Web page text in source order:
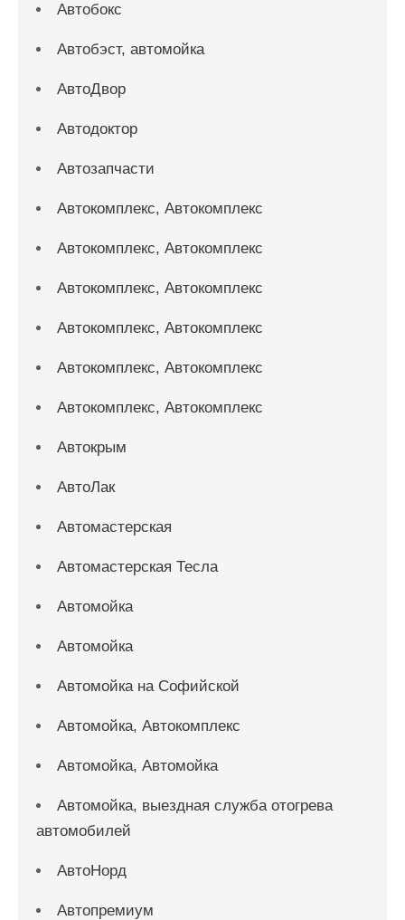
Автобокс
Автобэст, автомойка
АвтоДвор
Автодоктор
Автозапчасти
Автокомплекс, Автокомплекс
Автокомплекс, Автокомплекс
Автокомплекс, Автокомплекс
Автокомплекс, Автокомплекс
Автокомплекс, Автокомплекс
Автокомплекс, Автокомплекс
Автокрым
АвтоЛак
Автомастерская
Автомастерская Тесла
Автомойка
Автомойка
Автомойка на Софийской
Автомойка, Автокомплекс
Автомойка, Автомойка
Автомойка, выездная служба отогрева
автомобилей
АвтоНорд
Автопремиум